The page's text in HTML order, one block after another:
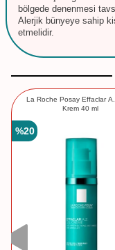
bölgede denenmesi
Alerjik bünyeye sahip
etmelidir.
La Roche Posay Effaclar
Krem 40 ml
%20